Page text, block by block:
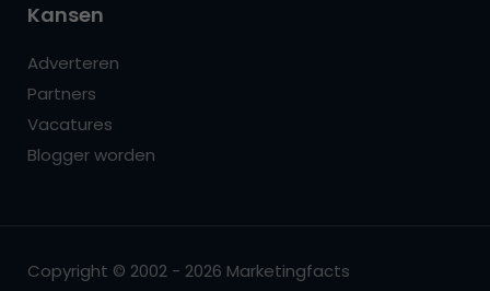
Kansen
Adverteren
Partners
Vacatures
Blogger worden
Copyright © 2002 - 2026 Marketingfacts